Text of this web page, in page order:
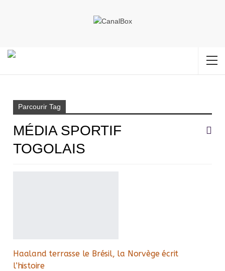
Parcourir Tag
MÉDIA SPORTIF
TOGOLAIS
Haaland terrasse le Brésil, la Norvège écrit
l’histoire